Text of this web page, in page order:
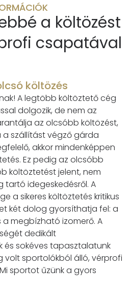
a költözést
csapatával
költözés
A legtöbb költöztető cég
dolgozik, de nem az
az olcsóbb költözést,
szállítást végző gárda
akkor mindenképpen
Ez pedig az olcsóbb
költöztetést jelent, nem
tartó idegeskedésről. A
a sikeres költöztetés kritikus
két dolog gyorsíthatja fel: a
a megbízható izomerő. A
dedikált
és sokéves tapasztalatunk
volt sportolókból álló, vérprofi
sportot űzünk a gyors